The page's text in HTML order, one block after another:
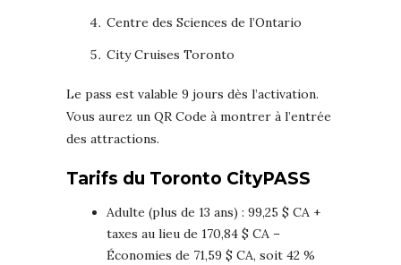
Centre des Sciences de l’Ontario
City Cruises Toronto
Le pass est valable 9 jours dès l’activation.
Vous aurez un QR Code à montrer à l’entrée
des attractions.
Tarifs du Toronto CityPASS
Adulte (plus de 13 ans) : 99,25 $ CA +
taxes au lieu de 170,84 $ CA –
Économies de 71,59 $ CA, soit 42 %